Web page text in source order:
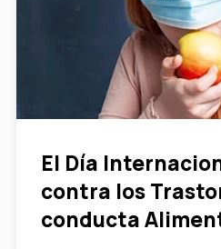
El Día
contra los
conducta